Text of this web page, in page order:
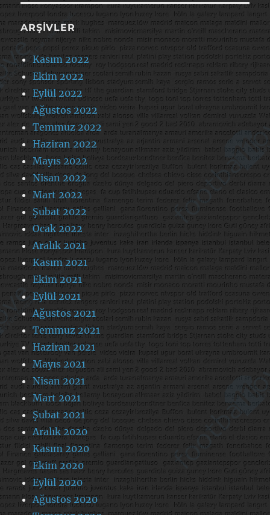
ARŞIVLER
Kasım 2022
Ekim 2022
Eylül 2022
Ağustos 2022
Temmuz 2022
Haziran 2022
Mayıs 2022
Nisan 2022
Mart 2022
Şubat 2022
Ocak 2022
Aralık 2021
Kasım 2021
Ekim 2021
Eylül 2021
Ağustos 2021
Temmuz 2021
Haziran 2021
Mayıs 2021
Nisan 2021
Mart 2021
Şubat 2021
Aralık 2020
Kasım 2020
Ekim 2020
Eylül 2020
Ağustos 2020